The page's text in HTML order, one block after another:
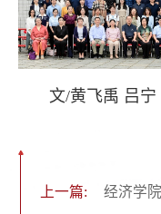
文/黄飞禹 吕宁
上一篇: 经济学院举行“